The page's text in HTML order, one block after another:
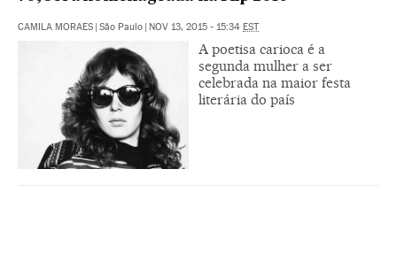
CAMILA MORAES | São Paulo | NOV 13, 2015 - 15:34 EST
A poetisa carioca é a
segunda mulher a ser
celebrada na maior festa
literária do país